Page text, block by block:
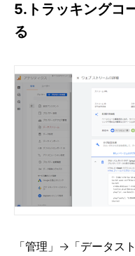
5.トラッキングコ
る
「管理」→「データス